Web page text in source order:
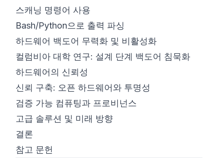
스캐닝 명령어 사용
Bash/Python으로 출력 파싱
하드웨어 백도어 무력화 및 비활성화
컬럼비아 대학 연구: 설계 단계 백도어 침묵화
하드웨어의 신뢰성
신뢰 구축: 오픈 하드웨어와 투명성
검증 가능 컴퓨팅과 프로비넌스
고급 솔루션 및 미래 방향
결론
참고 문헌